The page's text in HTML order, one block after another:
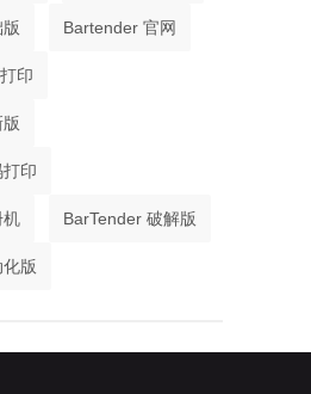
Bartender 官网
印
印
机 BarTender 破解版
版